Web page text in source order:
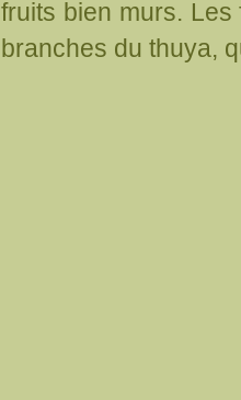
fruits bien murs.
branches du thuya,